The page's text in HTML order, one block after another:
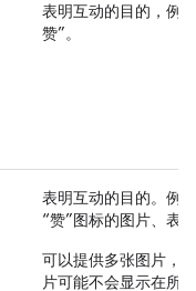
表明互动的目的，例
赞”。
表明互动的目的。例
“赞”图标的图片、表
可以提供多张图片，
片可能不会显示在所